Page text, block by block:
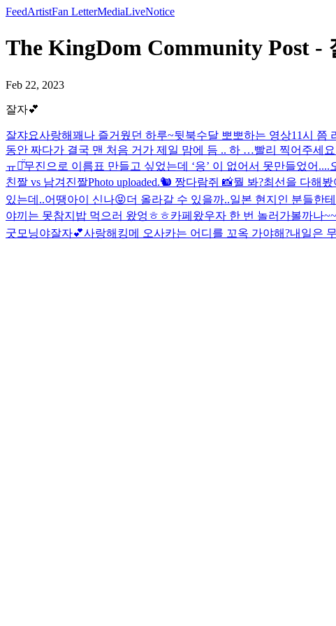
FeedArtistFan LetterMediaLiveNotice
The KingDom Community Post -
Feb 22, 2023
잘자💕
잘쟈요사랑해꽤나 즐거웠던 하루~뒷북수달 뽀뽀하는 영상11시 쯤
동안 짜다가 결국 맨 처음 거가 제일 맘에 듬 .. 하 …빨리 찍어주세
ㅠㅠ̑̈무진으로 이름표 만들고 싶었는데 ‘응’ 이 없어서 못만들었어....
친짤 vs 남겨진짤Photo uploaded.🐿️ 짱다람쥐 📸뭘 봐?최선을 다해
있는데..어땡아이 신나😝더 올라갈 수 있을까..일본 현지인 분들한
야끼는 못참지 밥 먹으러 왔엉ㅎㅎ카페왔우자 한 번 놀러가볼까나~~
굿모닝야잘자💕사랑해 킹메 오사카는 어디를 꼬옥 가야해?내일은